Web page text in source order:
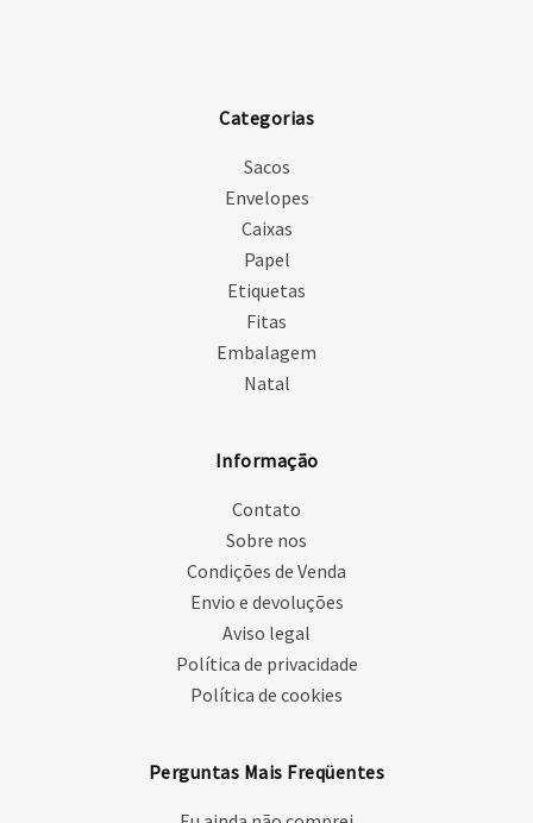
Categorias
Sacos
Envelopes
Caixas
Papel
Etiquetas
Fitas
Embalagem
Natal
Informação
Contato
Sobre nos
Condições de Venda
Envio e devoluções
Aviso legal
Política de privacidade
Política de cookies
Perguntas Mais Freqüentes